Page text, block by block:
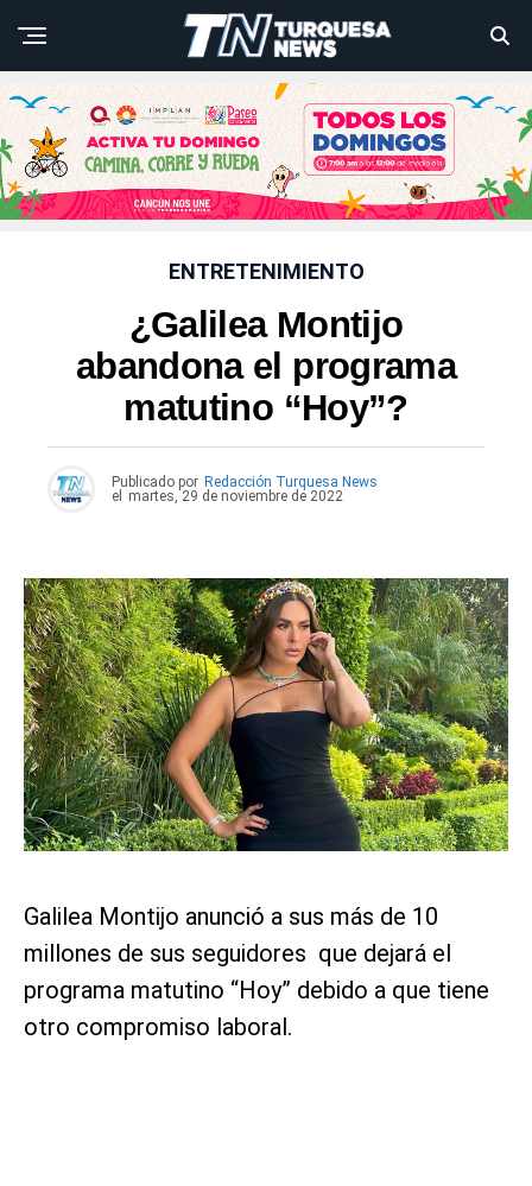
ENTRETENIMIENTO
¿Galilea Montijo
abandona el programa
matutino “Hoy”?
Publicado por Redacción Turquesa News
el
martes, 29 de noviembre de 2022
Galilea Montijo anunció a sus más de 10
millones de sus seguidores que dejará el
programa matutino “Hoy” debido a que tiene
otro compromiso laboral.